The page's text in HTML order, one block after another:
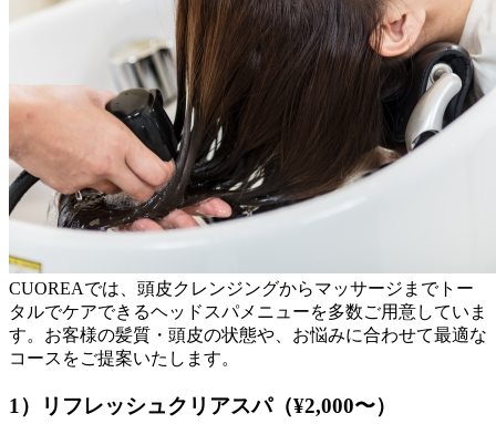
CUOREAでは、頭皮クレンジングからマッサージまでトー
タルでケアできるヘッドスパメニューを多数ご用意していま
す。お客様の髪質・頭皮の状態や、お悩みに合わせて最適な
コースをご提案いたします。
1）リフレッシュクリアスパ（¥2,000〜）